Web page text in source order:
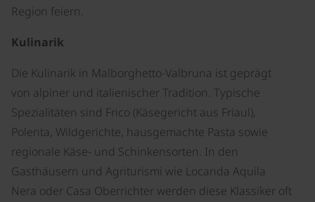
Region feiern.
Kulinarik
Die Kulinarik in Malborghetto-Valbruna ist geprägt
von alpiner und italienischer Tradition. Typische
Spezialitäten sind Frico (Käsegericht aus Friaul),
Polenta, Wildgerichte, hausgemachte Pasta sowie
regionale Käse- und Schinkensorten. In den
Gasthäusern und Agriturismi wie Locanda Aquila
Nera oder Casa Oberrichter werden diese Klassiker oft